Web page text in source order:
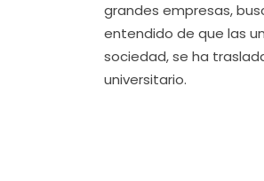
grandes empresas,
entendido de que las
sociedad, se ha
universitario.